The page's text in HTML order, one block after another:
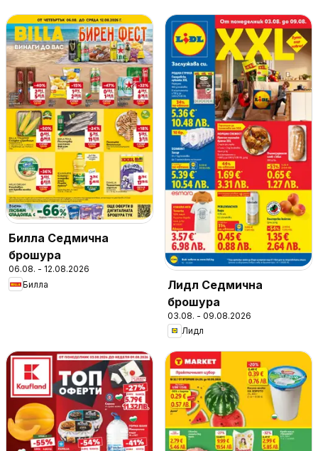
Билла Седмична
брошура
06.08. - 12.08.2026
Билла
Лидл Седмична
брошура
03.08. - 09.08.2026
Лидл